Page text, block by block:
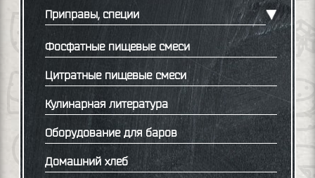
Приправы, специи
Фосфатные пищевые смеси
Цитратные пищевые смеси
Кулинарная литература
Оборудование для баров
Домашний хлеб